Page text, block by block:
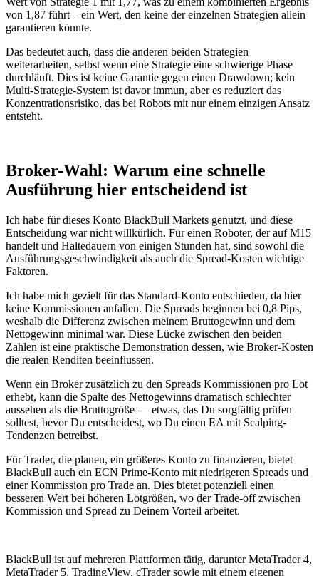
von 1,87 führt – ein Wert, den keine der einzelnen Strategien allein
garantieren könnte.
Das bedeutet auch, dass die anderen beiden Strategien
weiterarbeiten, selbst wenn eine Strategie eine schwierige Phase
durchläuft. Dies ist keine Garantie gegen einen Drawdown; kein
Multi-Strategie-System ist davor immun, aber es reduziert das
Konzentrationsrisiko, das bei Robots mit nur einem einzigen Ansatz
entsteht.
Broker-Wahl: Warum eine schnelle
Ausführung hier entscheidend ist
Ich habe für dieses Konto BlackBull Markets genutzt, und diese
Entscheidung war nicht willkürlich. Für einen Roboter, der auf M15
handelt und Haltedauern von einigen Stunden hat, sind sowohl die
Ausführungsgeschwindigkeit als auch die Spread-Kosten wichtige
Faktoren.
Ich habe mich gezielt für das Standard-Konto entschieden, da hier
keine Kommissionen anfallen. Die Spreads beginnen bei 0,8 Pips,
weshalb die Differenz zwischen meinem Bruttogewinn und dem
Nettogewinn minimal war. Diese Lücke zwischen den beiden
Zahlen ist eine praktische Demonstration dessen, wie Broker-Kosten
die realen Renditen beeinflussen.
Wenn ein Broker zusätzlich zu den Spreads Kommissionen pro Lot
erhebt, kann die Spalte des Nettogewinns dramatisch schlechter
aussehen als die Bruttogröße — etwas, das Du sorgfältig prüfen
solltest, bevor Du entscheidest, wo Du einen EA mit Scalping-
Tendenzen betreibst.
Für Trader, die planen, ein größeres Konto zu finanzieren, bietet
BlackBull auch ein ECN Prime-Konto mit niedrigeren Spreads und
einer Kommission pro Trade an. Dies bietet potenziell einen
besseren Wert bei höheren Lotgrößen, wo der Trade-off zwischen
Kommission und Spread zu Deinem Vorteil arbeitet.
BlackBull ist auf mehreren Plattformen tätig, darunter MetaTrader 4,
MetaTrader 5, TradingView, cTrader sowie mit einem eigenen